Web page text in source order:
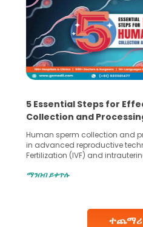
ተጨማሪ
5 Essential Steps for
Collection and
Human sperm collection and
in advanced reproductive
Fertilization (IVF) and
challenges and help couples
collected, they process the
ማንበብ ይቀጥሉ